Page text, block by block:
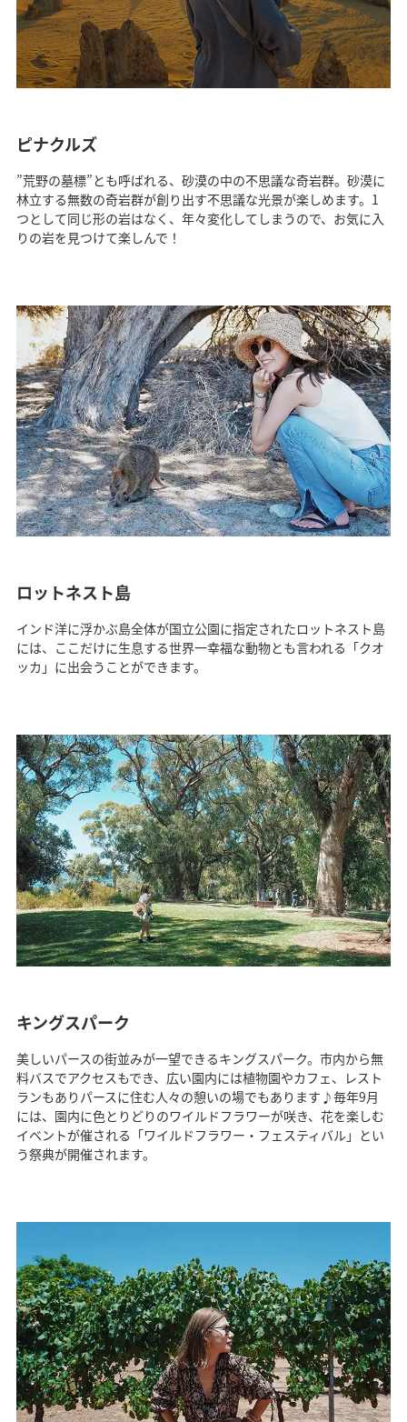
ピナクルズ
”荒野の墓標”とも呼ばれる、砂漠の中の不思議な奇岩群。砂漠に
林立する無数の奇岩群が創り出す不思議な光景が楽しめます。1
つとして同じ形の岩はなく、年々変化してしまうので、お気に入
りの岩を見つけて楽しんで！
ロットネスト島
インド洋に浮かぶ島全体が国立公園に指定されたロットネスト島
には、ここだけに生息する世界一幸福な動物とも言われる「クオ
ッカ」に出会うことができます。
キングスパーク
美しいパースの街並みが一望できるキングスパーク。市内から無
料バスでアクセスもでき、広い園内には植物園やカフェ、レスト
ランもありパースに住む人々の憩いの場でもあります♪毎年9月
には、園内に色とりどりのワイルドフラワーが咲き、花を楽しむ
イベントが催される「ワイルドフラワー・フェスティバル」とい
う祭典が開催されます。